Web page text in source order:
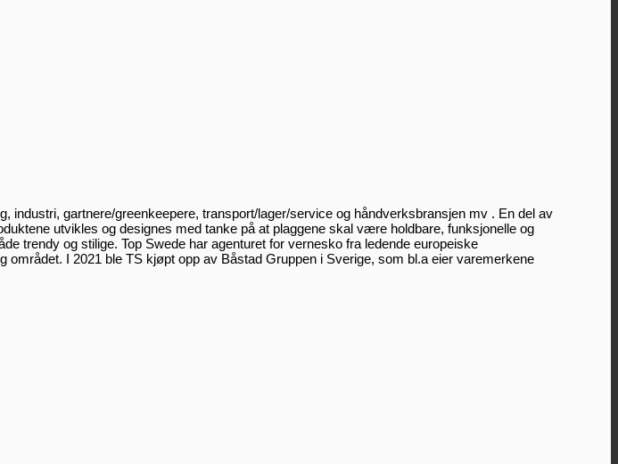
gartnere/greenkeepere, transport/lager/service og håndverksbransjen mv . En del av
utvikles og designes med tanke på at plaggene skal være holdbare, funksjonelle og
trendy og stilige. Top Swede har agenturet for vernesko fra ledende europeiske
I 2021 ble TS kjøpt opp av Båstad Gruppen i Sverige, som bl.a eier varemerkene